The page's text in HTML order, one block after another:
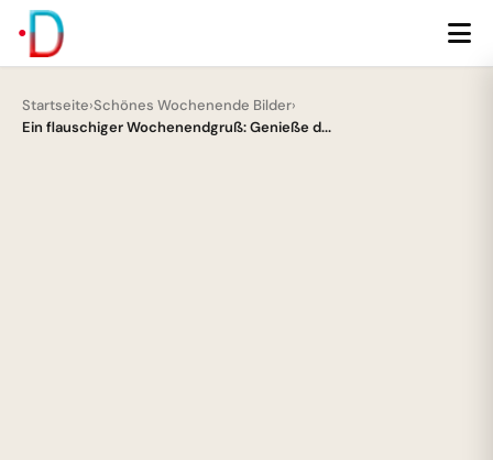
Startseite›Schönes Wochenende Bilder›
Ein flauschiger Wochenendgruß: Genieße d...